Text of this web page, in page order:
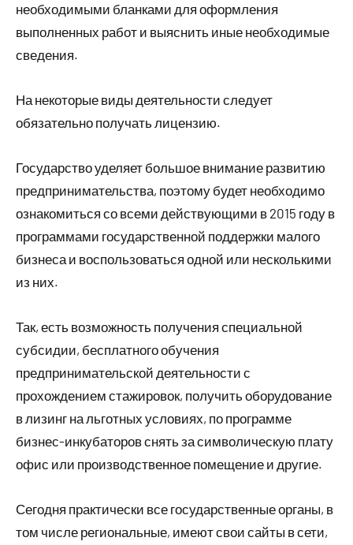
необходимыми бланками для оформления
выполненных работ и выяснить иные необходимые
сведения.
На некоторые виды деятельности следует
обязательно получать лицензию.
Государство уделяет большое внимание развитию
предпринимательства, поэтому будет необходимо
ознакомиться со всеми действующими в 2015 году в
программами государственной поддержки малого
бизнеса и воспользоваться одной или несколькими
из них.
Так, есть возможность получения специальной
субсидии, бесплатного обучения
предпринимательской деятельности с
прохождением стажировок, получить оборудование
в лизинг на льготных условиях, по программе
бизнес-инкубаторов снять за символическую плату
офис или производственное помещение и другие.
Сегодня практически все государственные органы, в
том числе региональные, имеют свои сайты в сети,